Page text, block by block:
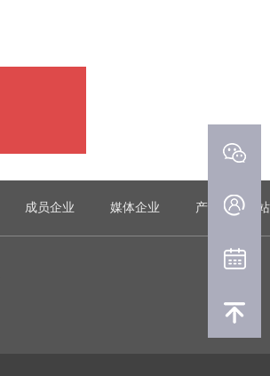
成员企业 媒体企业 产业门户网站